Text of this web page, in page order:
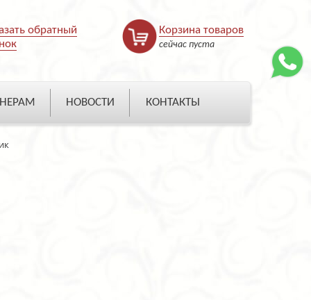
обратный
Корзина товаров
сейчас пуста
НОВОСТИ КОНТАКТЫ